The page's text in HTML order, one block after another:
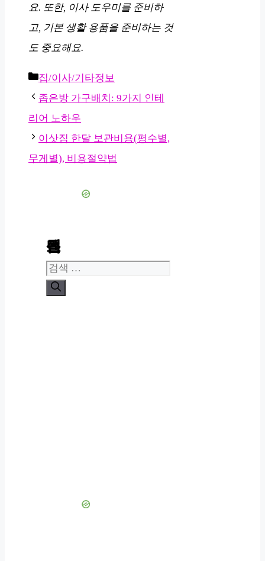
요. 또한, 이사 도우미를 준비하
고, 기본 생활 용품을 준비하는 것
도 중요해요.
카
테
고
리
집/이사/기타정보
좁은방 가구배치: 9가지 인테
리어 노하우
이삿짐 한달 보관비용(평수별,
무게별), 비용절약법
콘텐츠 검색
검
색: